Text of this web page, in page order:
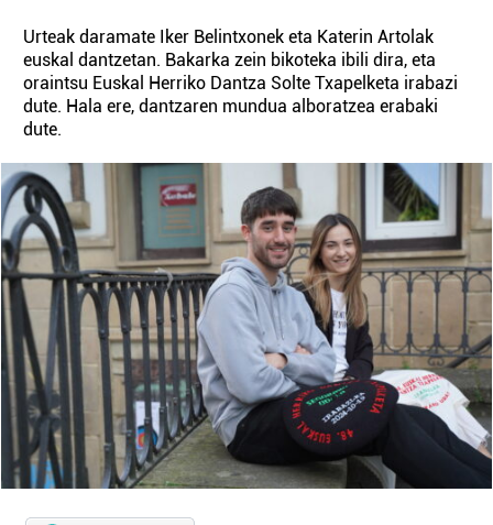
Urteak daramate Iker Belintxonek eta Katerin Artolak
euskal dantzetan. Bakarka zein bikoteka ibili dira, eta
oraintsu Euskal Herriko Dantza Solte Txapelketa irabazi
dute. Hala ere, dantzaren mundua alboratzea erabaki
dute.